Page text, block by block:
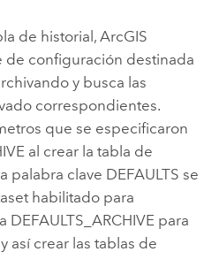
de historial, ArcGIS
de configuración destinada
y busca las
correspondientes.
que se especificaron
al crear la tabla de
palabra clave DEFAULTS se
habilitado para
para
así crear las tablas de